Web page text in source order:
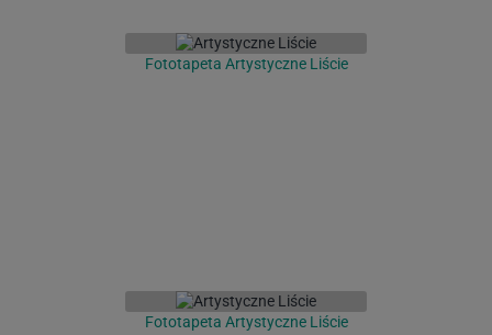
Fototapeta Artystyczne Liście
Fototapeta Artystyczne Liście